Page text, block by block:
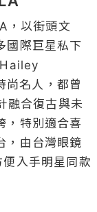
，以街頭文
國際巨星私下
名人，都曾
融合復古與未
，特別適合喜
，由台灣眼鏡
入手明星同款